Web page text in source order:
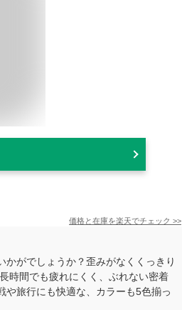
価格と在庫を楽天でチェック >>
がでしょうか？歪みがなくくっきり
時間でも疲れにくく、ぶれない密着
旅行にも快適な、カラーも5色揃っ